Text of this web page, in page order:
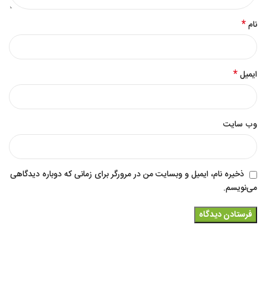
نام*
ایمیل*
وب‌ سایت
ذخیره نام، ایمیل و وبسایت من در مرورگر برای زمانی که دوباره دیدگاهی
می‌نویسم.